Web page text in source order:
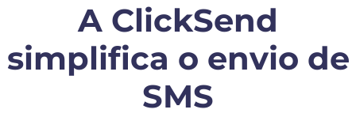
A ClickSend
simplifica o envio de
SMS